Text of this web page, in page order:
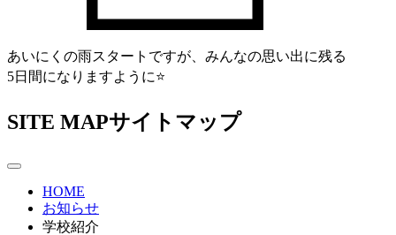
あいにくの雨スタートですが、みんなの思い出に残る
5日間になりますように⭐
SITE MAPサイトマップ
HOME
お知らせ
学校紹介